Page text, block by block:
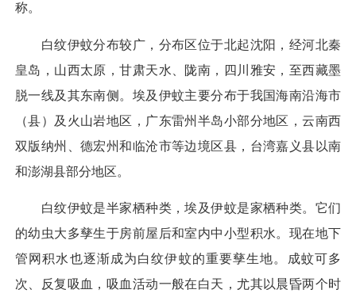
称。
白纹伊蚊分布较广，分布区位于北起沈阳，经河北秦
皇岛，山西太原，甘肃天水、陇南，四川雅安，至西藏墨
脱一线及其东南侧。埃及伊蚊主要分布于我国海南沿海市
（县）及火山岩地区，广东雷州半岛小部分地区，云南西
双版纳州、德宏州和临沧市等边境区县，台湾嘉义县以南
和澎湖县部分地区。
白纹伊蚊是半家栖种类，埃及伊蚊是家栖种类。它们
的幼虫大多孳生于房前屋后和室内中小型积水。现在地下
管网积水也逐渐成为白纹伊蚊的重要孳生地。成蚊可多
次、反复吸血，吸血活动一般在白天，尤其以晨昏两个时